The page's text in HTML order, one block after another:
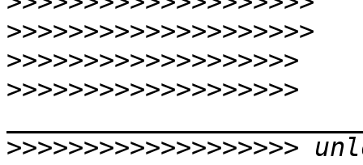
>>>>>>>>>>>>>>>>>>>>
>>>>>>>>>>>>>>>>>>>
>>>>>>>>>>>>>>>>>>>
>>>>>>>>>>>>>>>>>>>